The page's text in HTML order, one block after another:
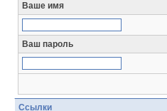
Ваше имя
Ваш пароль
Ссылки